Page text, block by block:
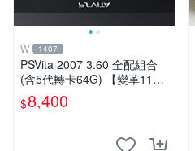
W 1407
PSVita 2007 3.60 全配組合
(含5代轉卡64G) 【變革11】
破解改好 + 水晶殼 + 硬殼包
$8,400